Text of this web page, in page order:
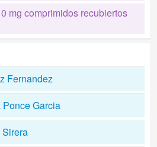
mg comprimidos recubiertos
Fernandez
Garcia
Sirera